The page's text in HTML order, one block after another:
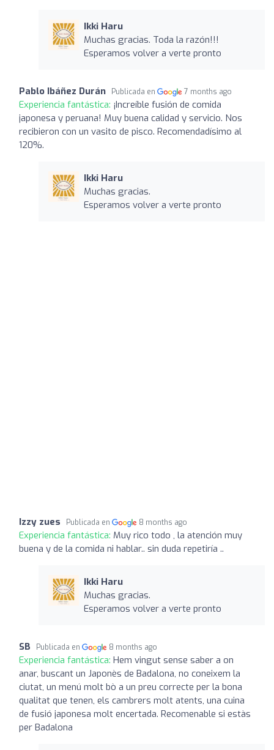
Ikki Haru
Muchas gracias. Toda la razón!!!
Esperamos volver a verte pronto
Pablo Ibáñez Durán Publicada en 7 months ago
Experiencia fantástica: ¡Increíble fusión de comida
japonesa y peruana! Muy buena calidad y servicio. Nos
recibieron con un vasito de pisco. Recomendadísimo al
120%.
Ikki Haru
Muchas gracias.
Esperamos volver a verte pronto
Izzy zues Publicada en 8 months ago
Experiencia fantástica: Muy rico todo , la atención muy
buena y de la comida ni hablar.. sin duda repetiría ..
Ikki Haru
Muchas gracias.
Esperamos volver a verte pronto
SB Publicada en 8 months ago
Experiencia fantástica: Hem vingut sense saber a on
anar, buscant un Japonès de Badalona, no coneixem la
ciutat, un menú molt bò a un preu correcte per la bona
qualitat que tenen, els cambrers molt atents, una cuina
de fusió japonesa molt encertada. Recomenable si estàs
per Badalona